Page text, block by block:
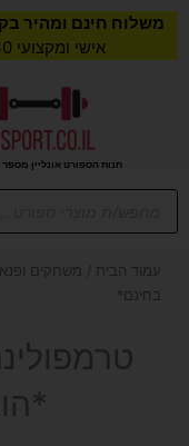
משלוח חינם ומהיר
אישי ומקצועי 9:00-21:30
חנות הספורט אונליין מספר 1 של ישראל
Products
עמוד הבית / משחקים
בחינם*